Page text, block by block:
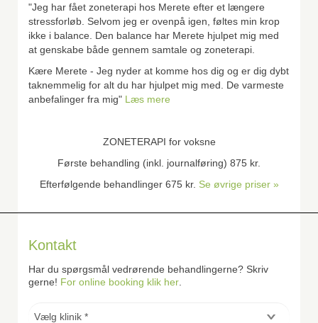
"Jeg har fået zoneterapi hos Merete efter et længere
stressforløb. Selvom jeg er ovenpå igen, føltes min krop
ikke i balance. Den balance har Merete hjulpet mig med
at genskabe både gennem samtale og zoneterapi.
Kære Merete - Jeg nyder at komme hos dig og er dig dybt
taknemmelig for alt du har hjulpet mig med. De varmeste
anbefalinger fra mig" Læs mere
ZONETERAPI for voksne
Første behandling (inkl. journalføring) 875 kr.
Efterfølgende behandlinger 675 kr. Se øvrige priser »
Kontakt
Har du spørgsmål vedrørende behandlingerne? Skriv
gerne! For online booking klik her